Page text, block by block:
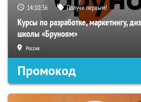
14:10:35 Получи первым!
Курсы по разработке, маркетингу,
школы «Бруноям»
Россия
Промокод